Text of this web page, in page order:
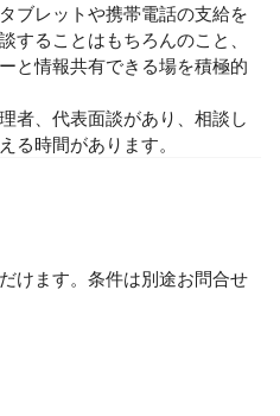
ブレットや携帯電話の支給を
することはもちろんのこと、
と情報共有できる場を積極的
者、代表面談があり、相談し
る時間があります。
けます。条件は別途お問合せ